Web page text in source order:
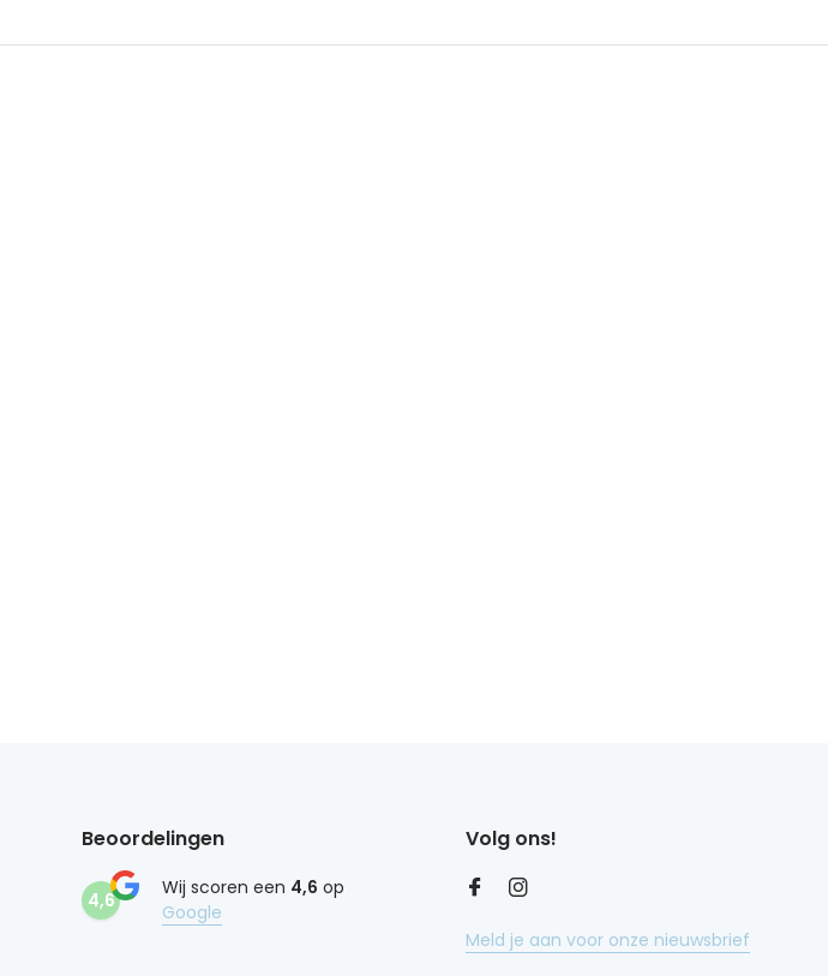
Beoordelingen
4,6
Wij scoren een 4,6 op
Google
Volg ons!
Meld je aan voor onze nieuwsbrief